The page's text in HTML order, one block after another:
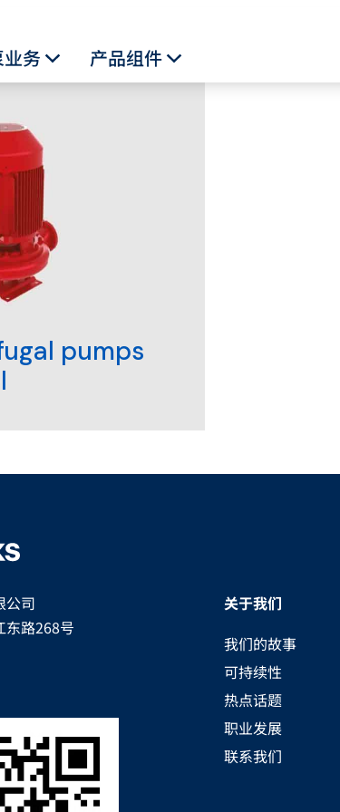
务 Toggle Dropdown
产品组件Toggle Dropdown
pumps
公司
东路268号
关于我们
我们的故事
可持续性
热点话题
职业发展
联系我们